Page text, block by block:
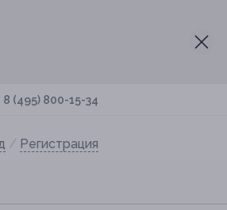
8 (495) 800-15-34
/ Регистрация